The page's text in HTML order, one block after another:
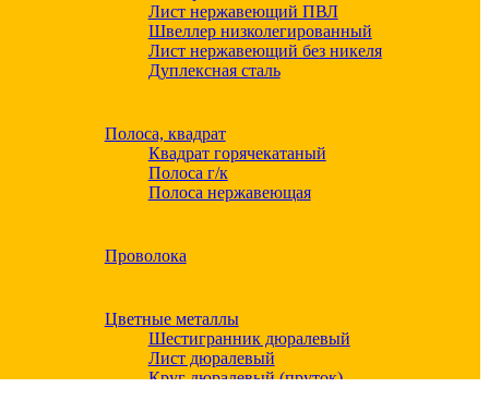
Лист нержавеющий ПВЛ
Швеллер низколегированный
Лист нержавеющий без никеля
Дуплексная сталь
Полоса, квадрат
Квадрат горячекатаный
Полоса г/к
Полоса нержавеющая
Проволока
Цветные металлы
Шестигранник дюралевый
Лист дюралевый
Круг дюралевый (пруток)